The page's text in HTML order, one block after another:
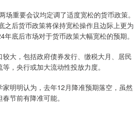
重要会议均定调了适度宽松的货币政策。
之后货币政策将保持宽松操作且边际上更为
底后市场对于货币政策大幅宽松的预期。
大，包括政府债券发行、缴税大月、居民
，央行或加大流动性投放力度。
明明认为，去年12月降准预期落空，虽然
节前有降准可能。